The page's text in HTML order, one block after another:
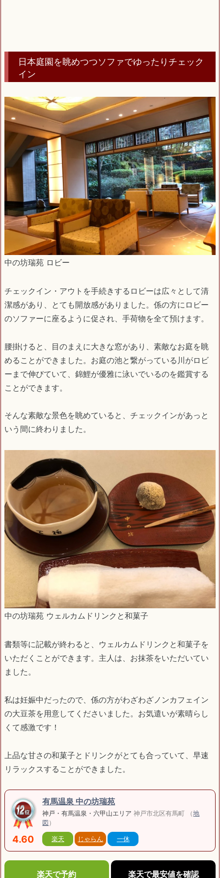
日本庭園を眺めつつソファでゆったりチェック
イン
中の坊瑞苑 ロビー
チェックイン・アウトを手続きするロビーは広々として清
潔感があり、とても開放感がありました。係の方にロビー
のソファーに座るように促され、手荷物を全て預けます。
腰掛けると、目のまえに大きな窓があり、素敵なお庭を眺
めることができました。お庭の池と繋がっている川がロビ
ーまで伸びていて、錦鯉が優雅に泳いでいるのを鑑賞する
ことができます。
そんな素敵な景色を眺めていると、チェックインがあっと
いう間に終わりました。
中の坊瑞苑 ウェルカムドリンクと和菓子
書類等に記載が終わると、ウェルカムドリンクと和菓子を
いただくことができます。主人は、お抹茶をいただいてい
ました。
私は妊娠中だったので、係の方がわざわざノンカフェイン
の大豆茶を用意してくださいました。お気遣いが素晴らし
くて感激です！
上品な甘さの和菓子とドリンクがとても合っていて、早速
リラックスすることができました。
4.60
有馬温泉 中の坊瑞苑
神戸・有馬温泉・六甲山エリア神戸市北区有馬町 （地
図）
楽天 じゃらん 一休
楽天で予約 楽天で最安値を確認